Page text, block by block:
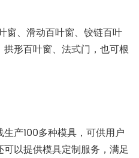
窗、滑动百叶窗、铰链百叶
形百叶窗、法式门，也可根
产100多种模具，可供用户
以提供模具定制服务，满足